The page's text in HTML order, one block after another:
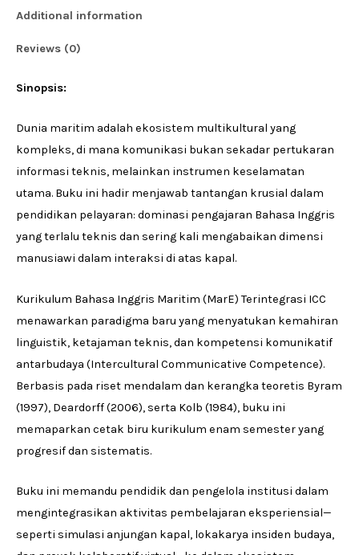
Antarbudaya
Pendidikan
quantity
Additional information
Reviews (0)
Sinopsis:
Dunia maritim adalah ekosistem multikultural yang
kompleks, di mana komunikasi bukan sekadar pertukaran
informasi teknis, melainkan instrumen keselamatan
utama. Buku ini hadir menjawab tantangan krusial dalam
pendidikan pelayaran: dominasi pengajaran Bahasa Inggris
yang terlalu teknis dan sering kali mengabaikan dimensi
manusiawi dalam interaksi di atas kapal.
Kurikulum Bahasa Inggris Maritim (MarE) Terintegrasi ICC
menawarkan paradigma baru yang menyatukan kemahiran
linguistik, ketajaman teknis, dan kompetensi komunikatif
antarbudaya (Intercultural Communicative Competence).
Berbasis pada riset mendalam dan kerangka teoretis Byram
(1997), Deardorff (2006), serta Kolb (1984), buku ini
memaparkan cetak biru kurikulum enam semester yang
progresif dan sistematis.
Buku ini memandu pendidik dan pengelola institusi dalam
mengintegrasikan aktivitas pembelajaran eksperiensial—
seperti simulasi anjungan kapal, lokakarya insiden budaya,